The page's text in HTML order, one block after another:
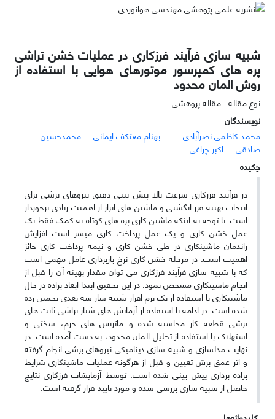
شبیه ­سازی فرآیند فرزکاری در عملیات خشن ­تراشی
پره ­های کمپرسور موتورهای هوایی با استفاده از
روش المان محدود
نوع مقاله : مقاله پژوهشی
نویسندگان
محمد کاظمی نصرآبادی
بهنام معتکف ایمانی
محمدحسین
صادقی
اکبر چراغی
چکیده
در فرآیند فرزکاری سرعت بالا پیش­ بینی دقیق نیروهای برشی برای
انتخاب بهینه فرز انگشتی و ماشین­ های ابزار از اهمیت زیادی برخوردار
است. با توجه به اینکه ماشین کاری پره­ های کوتاه به کمک فقط یک
عمل خشن­ کاری و یک عمل پرداخت کاری میسر است افزایش
راندمان ماشینکاری در طی خشن­ کاری و نیمه پرداخت­ کاری حائز
اهمیت است. در مرحله خشن ­کاری نرخ باربرداری عامل مهمی است
که با شبیه­ سازی فرآیند فرزکاری می­ توان مقدار بهینه آن را قبل از
انجام ماشینکاری مشخص نمود. در این تحقیق ابتدا ابعاد براده در حال
ماشینکاری با استفاده از یک نرم افزار شبیه­ ساز سه بعدی تخمین زده
شده است. در ادامه با استفاده از آزمایش­ های شیار تراشی ثابت­ های
برشی قطعه کار محاسبه شده و ماتریس­ های جرم، سختی و
استهلاک با استفاده از تحلیل المان محدود، به­ دست آمده است. در
نهایت مدلسازی و شبیه ­سازی دینامیکی نیروهای برشی انجام گرفته
و اثر عمق برش تعیین و قبل از هرگونه عملیات ماشینکاری شرایط
براده برداری پیش بینی شده است. توسط آزمایشات فرزکاری نتایج
حاصل از شبیه­ سازی بررسی شده و مورد تایید قرار گرفته است.